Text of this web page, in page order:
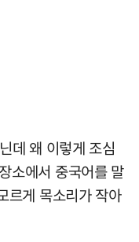
데 왜 이렇게 조심
소에서 중국어를 말
르게 목소리가 작아